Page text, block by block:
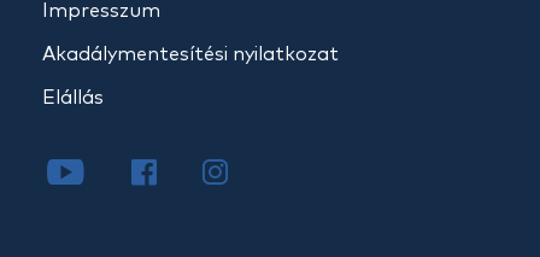
Impresszum
Akadálymentesítési nyilatkozat
Elállás